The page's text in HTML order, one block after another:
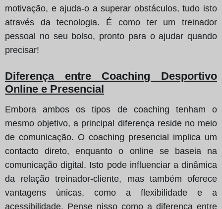
motivação, e ajuda-o a superar obstáculos, tudo isto
através da tecnologia. É como ter um treinador
pessoal no seu bolso, pronto para o ajudar quando
precisar!
Diferença entre Coaching Desportivo
Online e Presencial
Embora ambos os tipos de coaching tenham o
mesmo objetivo, a principal diferença reside no meio
de comunicação. O coaching presencial implica um
contacto direto, enquanto o online se baseia na
comunicação digital. Isto pode influenciar a dinâmica
da relação treinador-cliente, mas também oferece
vantagens únicas, como a flexibilidade e a
acessibilidade. Pense nisso como a diferença entre